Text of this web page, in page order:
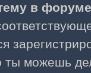
в
ты можешь